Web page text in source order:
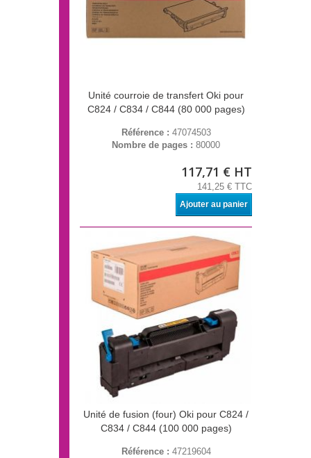
Unité courroie de transfert Oki pour
C824 / C834 / C844 (80 000 pages)
Référence : 47074503
Nombre de pages : 80000
117,71 € HT
141,25 € TTC
Ajouter au panier
Unité de fusion (four) Oki pour C824 /
C834 / C844 (100 000 pages)
Référence : 47219604